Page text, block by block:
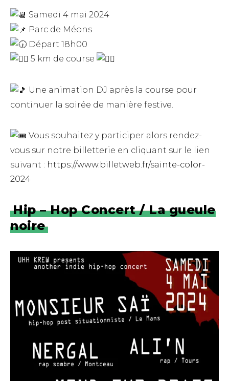
Samedi 4 mai 2024
Parc de Méons
Départ 18h00
5 km de course
Une animation DJ après la course pour
continuer la soirée de manière festive.
Vous souhaitez y participer alors rendez-
vous sur notre billetterie en cliquant sur le lien
suivant : https://www.billetweb.fr/sainte-color-
2024
Hip – Hop Concert / La gueule
noire